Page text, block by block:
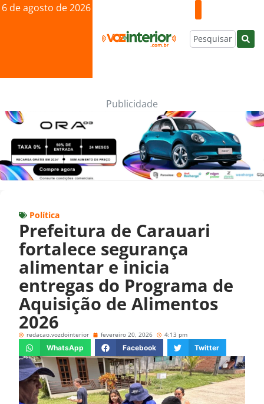
6 de agosto de 2026
Publicidade
Política
Prefeitura de Carauari
fortalece segurança
alimentar e inicia
entregas do Programa de
Aquisição de Alimentos
2026
redacao.vozdointerior fevereiro 20, 2026 4:13 pm
WhatsApp Facebook Twitter